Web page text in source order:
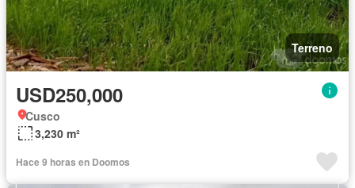
Terreno
USD250,000
Cusco
3,230 m²
Hace 9 horas en Doomos